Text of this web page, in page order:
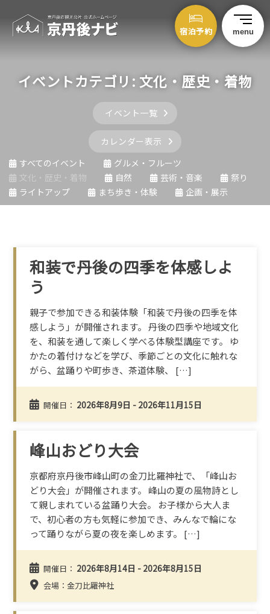
宿泊予約 menu
イベントカテゴリ: 文化・歴史・着物
イベント一覧
カレンダー表示
すべてのイベント
グルメ・フルーツ
文化・歴史・着物
自然 芸術・音楽
祭り
ライトアップ
まち歩き・体験 企画・展示
和装で丹後の四季を体感しよ
う
親子で参加できる和装体験「和装で丹後の四季を体
感しよう」が開催されます。 丹後の四季や地域文化
を、和装を通して楽しく学べる体験型講座です。 ゆ
かたの着付けなどを学び、季節ごとの文化に触れな
がら、盆踊りや町歩き、茶道体験、 […]
開催日： 2026年8月9日 - 2026年11月15日
峰山おどり大会
京都府京丹後市峰山町の金刀比羅神社で、「峰山お
どり大会」が開催されます。 峰山の夏の風物詩とし
て親しまれている盆踊り大会。 お子様から大人ま
で、初心者の方も気軽に参加でき、みんなで輪にな
って踊りながら夏の夜を楽しめます。 […]
開催日： 2026年8月14日 - 2026年8月15日
会場：金刀比羅神社